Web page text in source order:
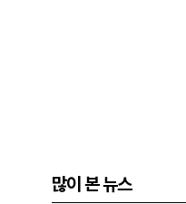
많이 본 뉴스